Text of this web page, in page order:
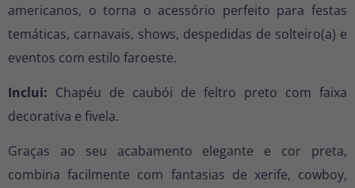
americanos, o torna o acessório perfeito para festas
temáticas, carnavais, shows, despedidas de solteiro(a) e
eventos com estilo faroeste.
Inclui: Chapéu de caubói de feltro preto com faixa
decorativa e fivela.
Graças ao seu acabamento elegante e cor preta,
combina facilmente com fantasias de xerife, cowboy,